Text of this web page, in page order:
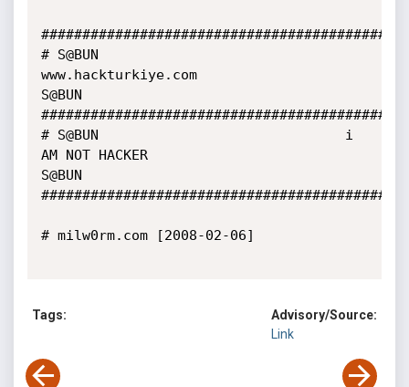
# S@BUN
www.hackturkiye.com
S@BUN
# S@BUN                              i
AM NOT HACKER
S@BUN
# milw0rm.com [2008-02-06]
Tags:
Advisory/Source:
Link